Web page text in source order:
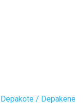
Depakote / Depakene